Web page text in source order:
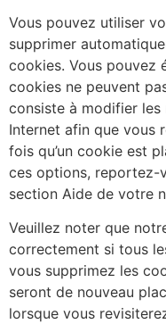
Vous pouvez utiliser
supprimer
cookies. Vous pouvez
cookies ne peuvent
consiste à modifier
Internet afin que vous
fois qu’un cookie est
ces options, reportez-
section Aide de votre
Veuillez noter que
correctement si tous
vous supprimez les
seront de nouveau
lorsque vous